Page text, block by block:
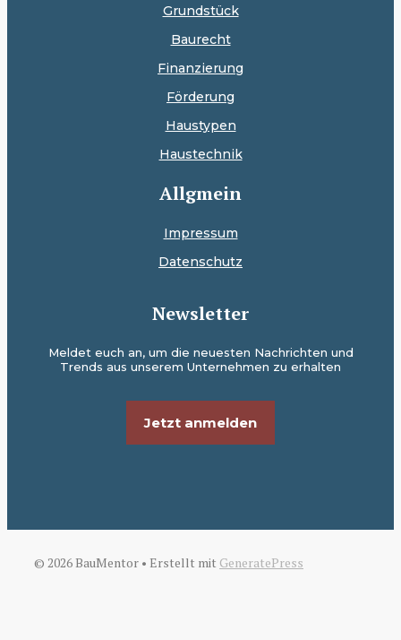
Grundstück
Baurecht
Finanzierung
Förderung
Haustypen
Haustechnik
Allgmein
Impressum
Datenschutz
Newsletter
Meldet euch an, um die neuesten Nachrichten und
Trends aus unserem Unternehmen zu erhalten
Jetzt anmelden
© 2026 BauMentor • Erstellt mit GeneratePress